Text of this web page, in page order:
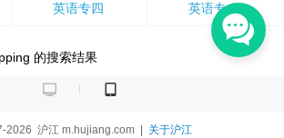
英语专四 英语专八
的搜索结果
2026 沪江 m.hujiang.com| 关于沪江